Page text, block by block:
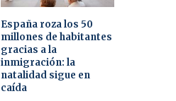
España roza los 50
millones de habitantes
gracias a la
inmigración: la
natalidad sigue en
caída